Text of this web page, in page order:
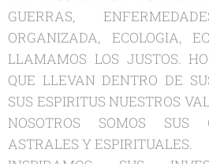
GUERRAS,
ORGANIZADA, ECOLOGIA,
LLAMAMOS LOS JUSTOS.
QUE LLEVAN DENTRO DE
SUS ESPIRITUS NUESTROS
NOSOTROS SOMOS SUS
ASTRALES Y ESPIRITUALES.